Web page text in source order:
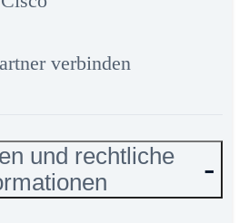
verbinden
und rechtliche